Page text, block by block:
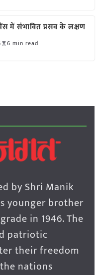
में संभावित प्रसव के लक्षण
6 min read
by Shri Manik
younger brother
in 1946. The
patriotic
their freedom
nations